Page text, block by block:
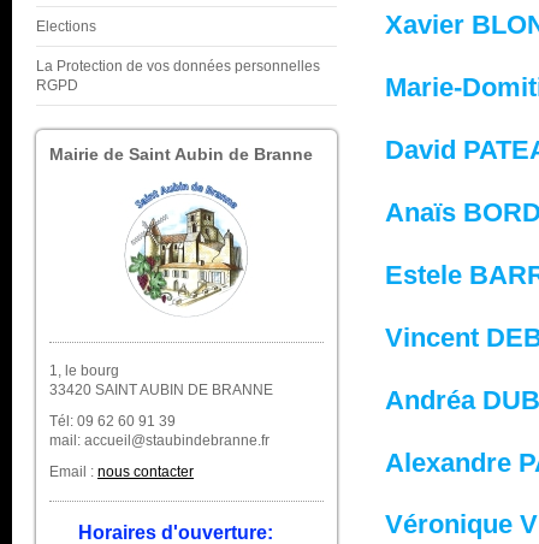
Elections
La Protection de vos données personnelles
RGPD
Mairie de Saint Aubin de Branne
1, le bourg
33420 SAINT AUBIN DE BRANNE
Tél: 09 62 60 91 39
mail: accueil@staubindebranne.fr
Email : nous contacter
Horaires d'ouverture:
Xavier
Marie-
David
Anaïs
Estele
Vincent
Andréa
Alexandre
Véronique